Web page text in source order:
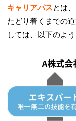
キャリアパスとは
たどり着くまでの
しては、以下のよ